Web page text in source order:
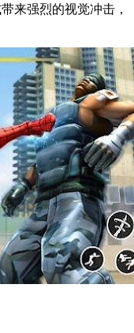
来强烈的视觉冲击，